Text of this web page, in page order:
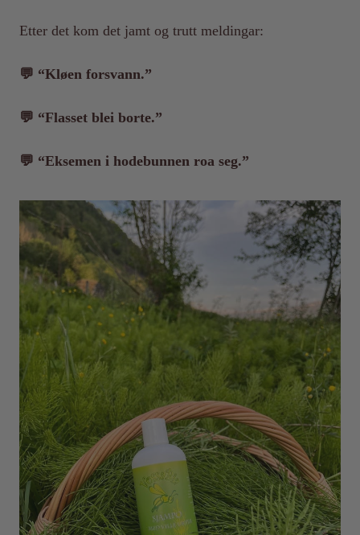
Etter det kom det jamt og trutt meldingar:
💬 “Kløen forsvann.”
💬 “Flasset blei borte.”
💬 “Eksemen i hodebunnen roa seg.”